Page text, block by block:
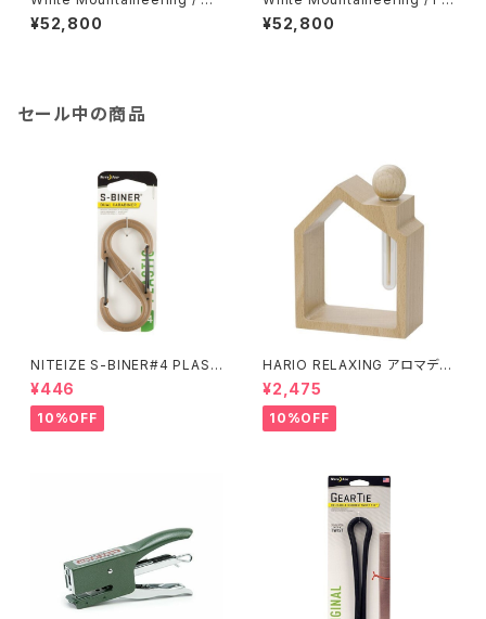
M × KIU 'WATERPROOF BIC
YCLE LONG JACKET'
¥52,800
KE PATCHWORK CARDIGA
N
¥52,800
セール中の商品
NITEIZE S-BINER#4 PLAST
IC / コヨーテ
¥446
10%OFF
HARIO RELAXING アロマディ
フューザー 木のお家
¥2,475
10%OFF